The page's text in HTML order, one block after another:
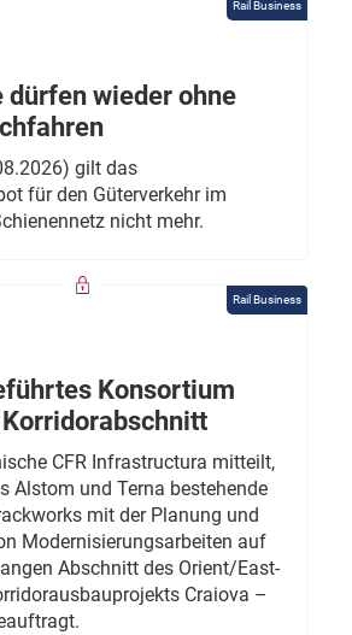
Rail Business
dürfen wieder ohne
gilt das
für den Güterverkehr im
nicht mehr.
Rail Business
Konsortium
CFR Infrastructura mitteilt,
Alstom und Terna bestehende
mit der Planung und
Modernisierungsarbeiten auf
Abschnitt des Orient/East-
Craiova –